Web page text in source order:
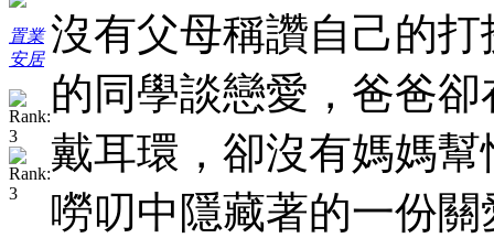
置業
安居
沒有父母稱讚自己的
的同學談戀愛，爸爸
戴耳環，卻沒有媽媽
嘮叨中隱藏著的一份